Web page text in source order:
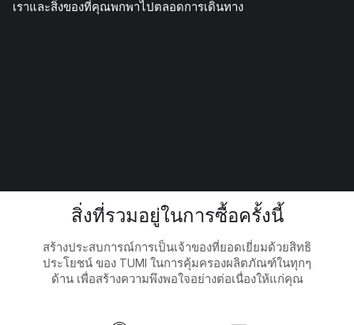
เราและสิ่งของที่คุณพกพาไปตลอดการเดินทาง
สิ่งที่รวมอยู่ในการซื้อครั้งนี้
สร้างประสบการณ์การเป็นเจ้าของที่ยอดเยี่ยมด้วยสิทธิ
ประโยชน์ ของ TUMI ในการคุ้มครองผลิตภัณฑ์ในทุกๆ
ด้าน เพื่อสร้างความพึงพอใจอย่างต่อเนื่องให้แก่คุณ